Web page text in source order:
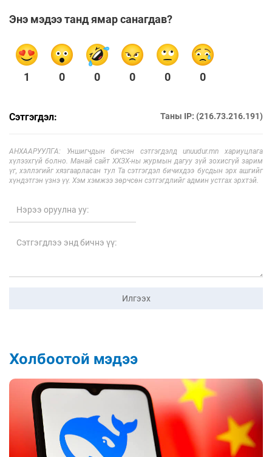
Энэ мэдээ танд ямар санагдав?
1 0 0 0 0 0
Сэтгэгдэл: Таны IP: (216.73.216.191)
АНХААРУУЛГА: Уншигчдын бичсэн сэтгэгдэлд unuudur.mn хариуцлага
хүлээхгүй болно. Манай сайт ХХЗХ-ны журмын дагуу зүй зохисгүй зарим
үг, хэллэгийг хязгаарласан тул Та сэтгэгдэл бичихдээ бусдын эрх ашгийг
хүндэтгэн үзнэ үү. Хэм хэмжээ зөрчсөн сэтгэгдлийг админ устгах эрхтэй.
Илгээх
Холбоотой мэдээ